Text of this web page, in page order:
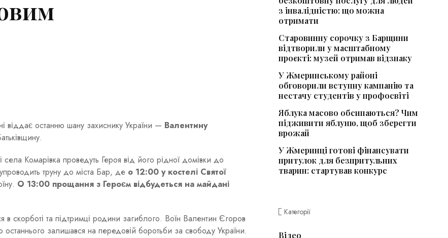
віддає останню шану захиснику України — Валентину
Комарівка проведуть Героя від його рідної домівки до
труну до міста Бар, де о 12:00 у костелі Святої
О 13:00 прощання з Героєм відбудеться на майдані
скорботі та підтримці родини загиблого. Воїн Валентин Єгоров
останнього залишався на передовій боротьби за свободу України.
з інвалідністю: що можна
отримати
Старовинну сорочку з Барщини
відтворили у масштабному
проєкті: музей отримав відзнаку
У Жмеринському районі
обговорили вступну кампанію та
нестачу студентів у профосвіті
Яблука масово обсипаються? Чим
підживити яблуню, щоб зберегти
врожай
У Жмеринці готові фінансувати
притулок для безпритульних
тварин: стартував конкурс
Категорії
Відео